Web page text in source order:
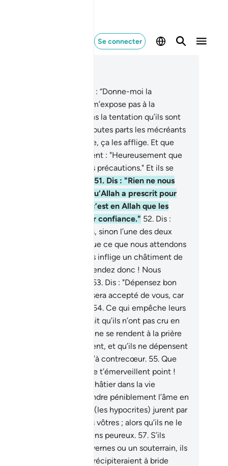
Se connecter
Parmi eux il en est qui dit : “Donne-moi la
(de rester) et ne m’expose pas à la
!” Or, c’est bien dans la tentation qu’ils sont
et l’Enfer cerne de toutes parts les mécréants
Qu’un bonheur t’atteigne, ça les afflige. Et que
un malheur, ils disent : "Heureusement que
avions pris d’avance nos précautions." Et ils se
51. Dis : "Rien ne nous
en dehors de ce qu’Allah a prescrit pour
Il est notre Maître. Et c’est en Allah que les
doivent mettre leur confiance." 52. Dis :
vous pour nous, sinon l’une des deux
choses ? Tandis que ce que nous attendons
vous, c’est qu’Allah vous inflige un châtiment de
ou par nos mains. Attendez donc ! Nous
53. Dis : "Dépensez bon
mal gré : jamais cela ne sera accepté de vous, car
54. Ce qui empêche leurs
d’être agréés, c’est le fait qu’ils n’ont pas cru en
et Son Messager, qu’ils ne se rendent à la prière
Salât) que paresseusement, et qu’ils ne dépensent
les bonnes œuvres) qu’à contrecœur. 55. Que
biens et leurs enfants ne t’émerveillent point !
ne veut par-là que les châtier dans la vie
et que (les voir) rendre péniblement l’âme en
Et ils (les hypocrites) jurent par
qu’ils sont vraiment des vôtres ; alors qu’ils ne le
pas. Mais ce sont des gens peureux. 57. S’ils
un refuge, des cavernes ou un souterrain, ils
tourneraient donc et s’y précipiteraient à bride